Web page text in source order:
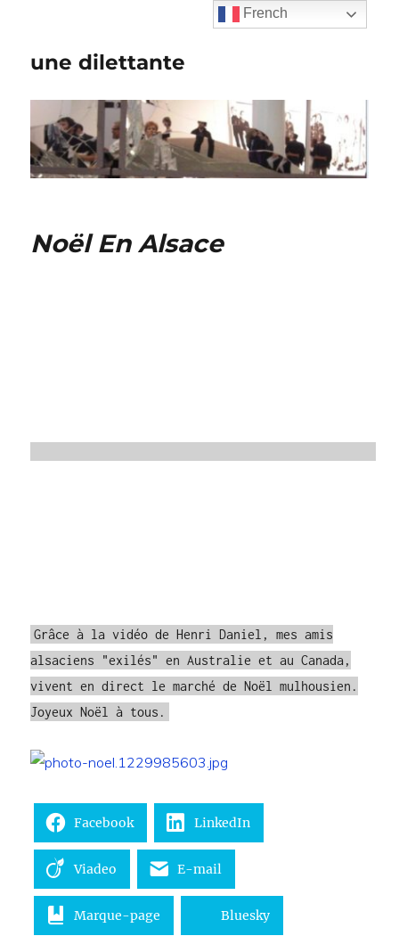
une dilettante
Noël En Alsace
Grâce à la vidéo de Henri Daniel, mes amis
alsaciens "exilés" en Australie et au Canada,
vivent en direct le marché de Noël mulhousien.
Joyeux Noël à tous.
Facebook LinkedIn
Viadeo E-mail
Marque-page Bluesky
French